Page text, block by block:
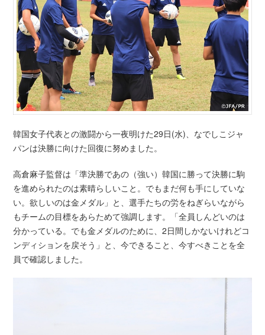
韓国女子代表との激闘から一夜明けた29日(水)、なでしこジャ
パンは決勝に向けた回復に努めました。
高倉麻子監督は「準決勝であの（強い）韓国に勝って決勝に駒
を進められたのは素晴らしいこと。でもまだ何も手にしていな
い。欲しいのは金メダル」と、選手たちの労をねぎらいながら
もチームの目標をあらためて強調します。「全員しんどいのは
分かっている。でも金メダルのために、2日間しかないけれどコ
ンディションを戻そう」と、今できること、今すべきことを全
員で確認しました。